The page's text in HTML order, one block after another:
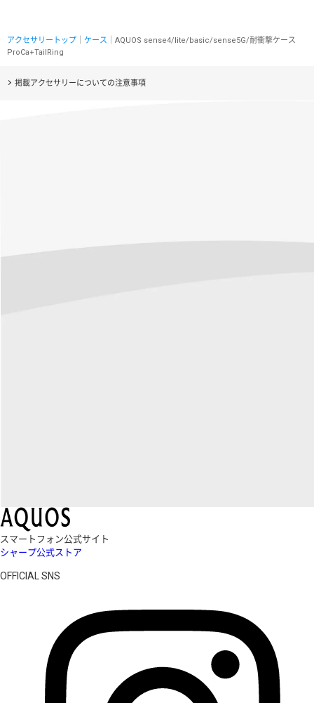
アクセサリートップ ケース ｜AQUOS sense4/lite/basic/sense5G/耐衝撃ケース
ProCa+TailRing
掲載アクセサリーについての注意事項
スマートフォン公式サイト
シャープ公式ストア
OFFICIAL SNS